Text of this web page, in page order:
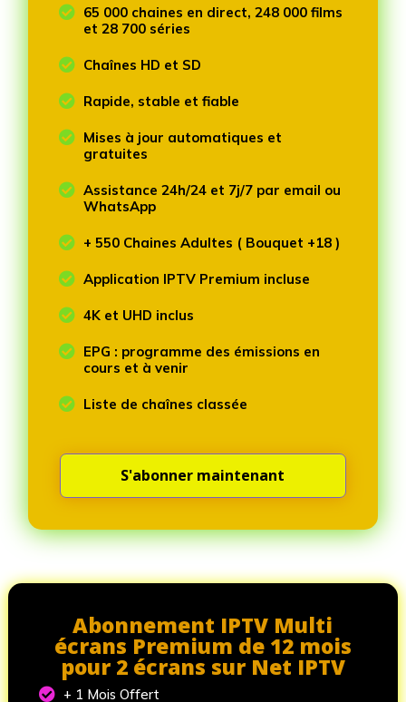
 65 000 chaines en direct, 248 000 films
et 28 700 séries
 Chaînes HD et SD
 Rapide, stable et fiable
 Mises à jour automatiques et
gratuites
 Assistance 24h/24 et 7j/7 par email ou
WhatsApp
 + 550 Chaines Adultes ( Bouquet +18 )
 Application IPTV Premium incluse
 4K et UHD inclus
 EPG : programme des émissions en
cours et à venir
 Liste de chaînes classée
S'abonner maintenant
Abonnement IPTV Multi
écrans Premium de 12 mois
pour 2 écrans sur Net IPTV
 + 1 Mois Offert